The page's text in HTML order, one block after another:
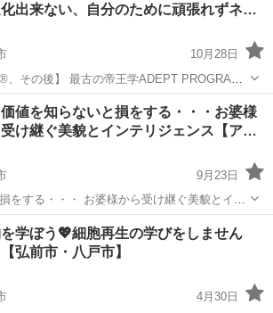
出来ない、自分のために頑張れずネ…
10月28日
学ADEPT PROGRAM®️
気づいてる事でしたが
ィンな毎日 今の仕
ピー アデプトプログラム
値を知らないと損をする・・・お婆様
け継ぐ美貌とインテリジェンス【ア…
9月23日
をする・・・ お婆様から受け継ぐ美貌とイン
プログラム®️その後】
entry-12293326369.html ...
ピー アデプトプログラム
学ぼう💖細胞再生の学びをしません
弘前市・八戸市】
4月30日